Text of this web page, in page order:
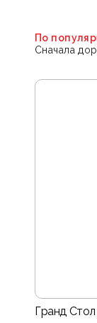
По
Сначала
Гранд Стол